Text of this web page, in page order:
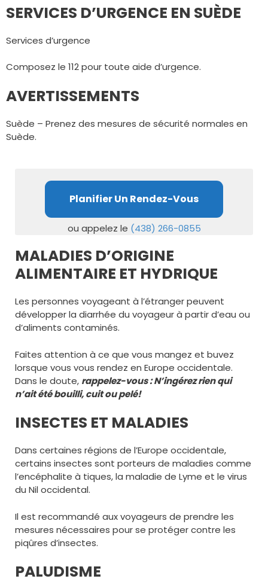
SERVICES D’URGENCE EN SUÈDE
Services d’urgence
Composez le 112 pour toute aide d’urgence.
AVERTISSEMENTS
Suède – Prenez des mesures de sécurité normales en
Suède.
Planifier Un Rendez-Vous
ou appelez le (438) 266-0855
MALADIES D’ORIGINE
ALIMENTAIRE ET HYDRIQUE
Les personnes voyageant à l’étranger peuvent
développer la diarrhée du voyageur à partir d’eau ou
d’aliments contaminés.
Faites attention à ce que vous mangez et buvez
lorsque vous vous rendez en Europe occidentale.
Dans le doute, rappelez-vous : N’ingérez rien qui
n’ait été bouilli, cuit ou pelé!
INSECTES ET MALADIES
Dans certaines régions de l’Europe occidentale,
certains insectes sont porteurs de maladies comme
l’encéphalite à tiques, la maladie de Lyme et le virus
du Nil occidental.
Il est recommandé aux voyageurs de prendre les
mesures nécessaires pour se protéger contre les
piqûres d’insectes.
PALUDISME